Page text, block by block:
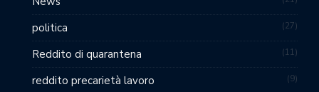
politica 27
Reddito di quarantena 11
reddito precarietà lavoro 9